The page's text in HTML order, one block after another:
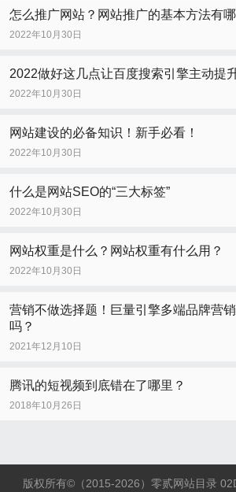
怎么推广网站？网站推广的基本方法有
2022年10月30日
2022做好这几点让百度搜索引擎主动提
2022年10月30日
网站建设的必备知识！新手必看！
2022年10月30日
什么是网站SEO的“三大标签”
2022年10月30日
网站权重是什么？网站权重有什么用？
2022年10月30日
营销不做选择题！巨量引擎多端品牌营
吗？
2021年12月10日
腾讯的短视频到底错在了哪里？
2018年10月26日
版权所有©（2015-2026）零贰网站目录